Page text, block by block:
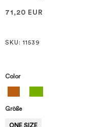
71,20 EUR
SKU : 11539
Color
Größe
ONE SIZE